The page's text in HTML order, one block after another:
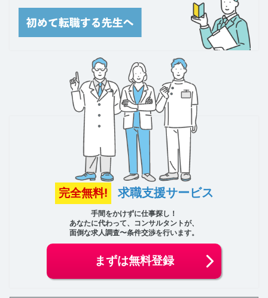
完全無料! 求職支援サービス
手間をかけずに仕事探し！
あなたに代わって、コンサルタントが、
面倒な求人調査〜条件交渉を行います。
まずは無料登録